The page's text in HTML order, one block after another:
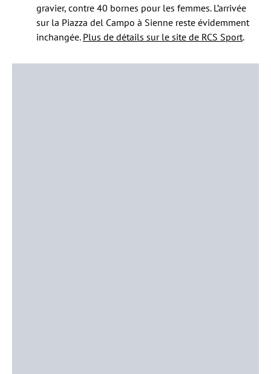
gravier, contre 40 bornes pour les femmes. L’arrivée
sur la Piazza del Campo à Sienne reste évidemment
inchangée. Plus de détails sur le site de RCS Sport.